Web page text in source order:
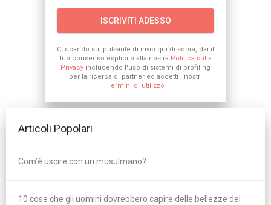
ISCRIVITI ADESSO
Cliccando sul pulsante di invio qui di sopra, dai il
tuo consenso esplicito alla nostra Politica sulla
Privacy includendo l'uso di sistemi di profiling
per la ricerca di partner ed accetti i nostri
Termini di utilizzo
Articoli Popolari
Com’è uscire con un musulmano?
10 cose che gli uomini dovrebbero capire delle bellezze del